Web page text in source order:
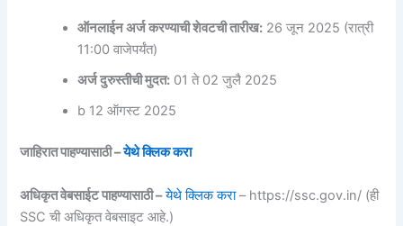
ऑनलाईन अर्ज करण्याची शेवटची तारीख: 26 जून 2025 (रात्री
11:00 वाजेपर्यंत)
अर्ज दुरुस्तीची मुदत: 01 ते 02 जुलै 2025
b 12 ऑगस्ट 2025
जाहिरात पाहण्यासाठी –येथे क्लिक करा
अधिकृत वेबसाईट पाहण्यासाठी – येथे क्लिक करा– https://ssc.gov.in/ (ही
SSC ची अधिकृत वेबसाइट आहे.)